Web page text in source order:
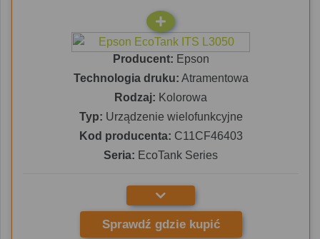
Producent: Epson
Technologia druku: Atramentowa
Rodzaj: Kolorowa
Typ: Urządzenie wielofunkcyjne
Kod producenta: C11CF46403
Seria: EcoTank Series
Sprawdź gdzie kupić